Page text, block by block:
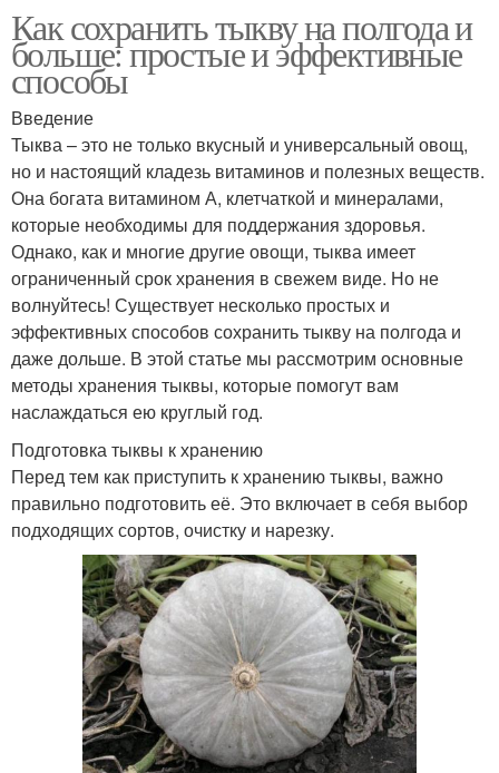
Как сохранить тыкву на полгода и
больше: простые и эффективные
способы
Введение
Тыква – это не только вкусный и универсальный овощ,
но и настоящий кладезь витаминов и полезных веществ.
Она богата витамином А, клетчаткой и минералами,
которые необходимы для поддержания здоровья.
Однако, как и многие другие овощи, тыква имеет
ограниченный срок хранения в свежем виде. Но не
волнуйтесь! Существует несколько простых и
эффективных способов сохранить тыкву на полгода и
даже дольше. В этой статье мы рассмотрим основные
методы хранения тыквы, которые помогут вам
наслаждаться ею круглый год.
Подготовка тыквы к хранению
Перед тем как приступить к хранению тыквы, важно
правильно подготовить её. Это включает в себя выбор
подходящих сортов, очистку и нарезку.